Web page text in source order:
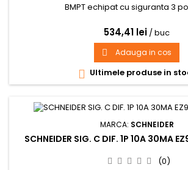
BMPT echipat cu siguranta 3
534,41 lei / buc
 Adauga in cos
 Ultimele produse in
MARCA: SCHNEIDER
SCHNEIDER SIG. C DIF. 1P 10A 30MA
(0)